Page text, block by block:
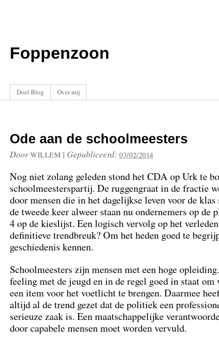
Foppenzoon
Doel Blog Over mij
Ode aan de schoolmeesters
Door WILLEM | Gepubliceerd:03/02/2014
Nog niet zolang geleden stond het CDA op Urk te
schoolmeesterspartij. De ruggengraat in de fractie
door mensen die in het dagelijkse leven voor de
de tweede keer alweer staan nu ondernemers op de
4 op de kieslijst. Een logisch vervolg op het
definitieve trendbreuk? Om het heden goed te
geschiedenis kennen.
Schoolmeesters zijn mensen met een hoge
feeling met de jeugd en in de regel goed in staat om
een item voor het voetlicht te brengen. Daarmee
altijd al de trend gezet dat de politiek een
serieuze zaak is. Een maatschappelijke
door capabele mensen moet worden vervuld.